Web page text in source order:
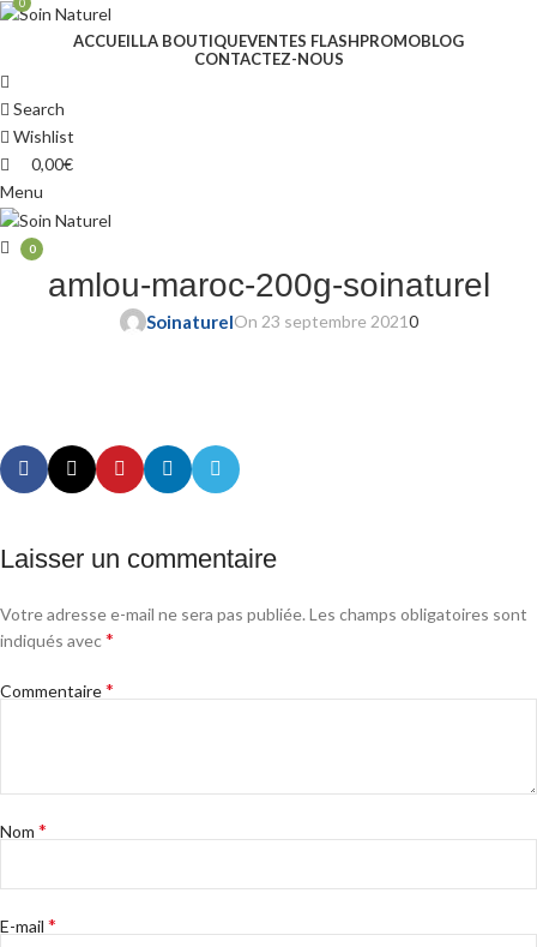
ACCUEILLA BOUTIQUEVENTES FLASHPROMOBLOG
CONTACTEZ-NOUS
Search
Wishlist
0
0,00€
Menu
0
amlou-maroc-200g-soinaturel
SoinaturelOn 23 septembre 20210
Laisser un commentaire
Votre adresse e-mail ne sera pas publiée. Les champs obligatoires sont
indiqués avec*
Commentaire*
Nom *
E-mail *